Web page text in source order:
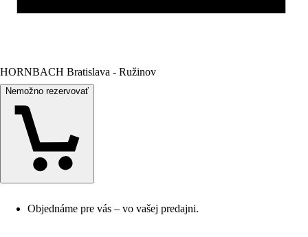
HORNBACH Bratislava - Ružinov
Nemožno rezervovať
Objednáme pre vás – vo vašej predajni.